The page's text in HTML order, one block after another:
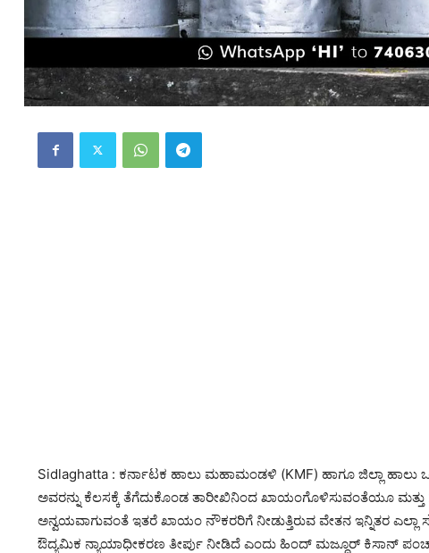
Sidlaghatta : ಕರ್ನಾಟಕ ಹಾಲು ಮಹಾಮಂಡಳಿ (KMF) ಹಾಗೂ ಜಿಲ್ಲಾ ಹಾಲು
ಅವರನ್ನು ಕೆಲಸಕ್ಕೆ ತೆಗೆದುಕೊಂಡ ತಾರೀಖಿನಿಂದ ಖಾಯಂಗೊಳಿಸುವಂತೆಯೂ
ಅನ್ವಯವಾಗುವಂತೆ ಇತರೆ ಖಾಯಂ ನೌಕರರಿಗೆ ನೀಡುತ್ತಿರುವ ವೇತನ ಇನ್ನಿತರ ಎಲ್ಲಾ
ಔದ್ಯಮಿಕ ನ್ಯಾಯಾಧೀಕರಣ ತೀರ್ಪು ನೀಡಿದೆ ಎಂದು ಹಿಂದ್ ಮಜ್ದೂರ್ ಕಿಸಾನ್